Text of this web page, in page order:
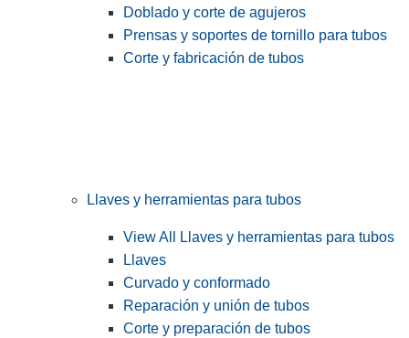
Doblado y corte de agujeros
Prensas y soportes de tornillo para tubos
Corte y fabricación de tubos
Llaves y herramientas para tubos
View All Llaves y herramientas para tubos
Llaves
Curvado y conformado
Reparación y unión de tubos
Corte y preparación de tubos